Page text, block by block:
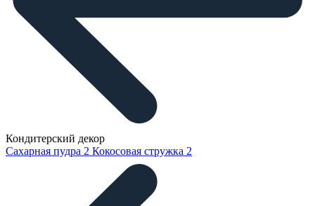
Кондитерский декор
Сахарная пудра 2 Кокосовая стружка 2